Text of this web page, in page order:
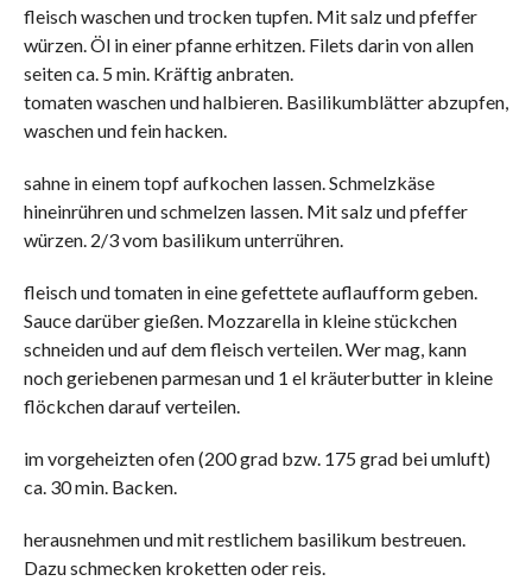
fleisch waschen und trocken tupfen. Mit salz und pfeffer
würzen. Öl in einer pfanne erhitzen. Filets darin von allen
seiten ca. 5 min. Kräftig anbraten.
tomaten waschen und halbieren. Basilikumblätter abzupfen,
waschen und fein hacken.
sahne in einem topf aufkochen lassen. Schmelzkäse
hineinrühren und schmelzen lassen. Mit salz und pfeffer
würzen. 2/3 vom basilikum unterrühren.
fleisch und tomaten in eine gefettete auflaufform geben.
Sauce darüber gießen. Mozzarella in kleine stückchen
schneiden und auf dem fleisch verteilen. Wer mag, kann
noch geriebenen parmesan und 1 el kräuterbutter in kleine
flöckchen darauf verteilen.
im vorgeheizten ofen (200 grad bzw. 175 grad bei umluft)
ca. 30 min. Backen.
herausnehmen und mit restlichem basilikum bestreuen.
Dazu schmecken kroketten oder reis.